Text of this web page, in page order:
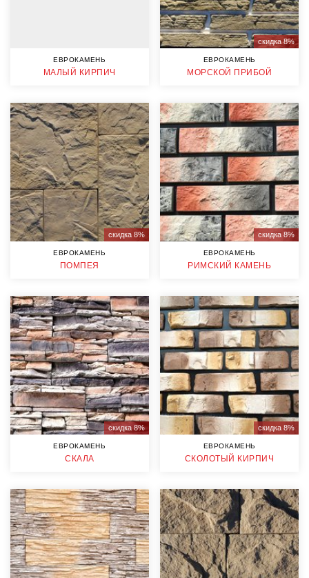
ЕВРОКАМЕНЬ
МАЛЫЙ КИРПИЧ
скидка 8%
ЕВРОКАМЕНЬ
МОРСКОЙ ПРИБОЙ
скидка 8%
ЕВРОКАМЕНЬ
ПОМПЕЯ
скидка 8%
ЕВРОКАМЕНЬ
РИМСКИЙ КАМЕНЬ
скидка 8%
ЕВРОКАМЕНЬ
СКАЛА
скидка 8%
ЕВРОКАМЕНЬ
СКОЛОТЫЙ КИРПИЧ